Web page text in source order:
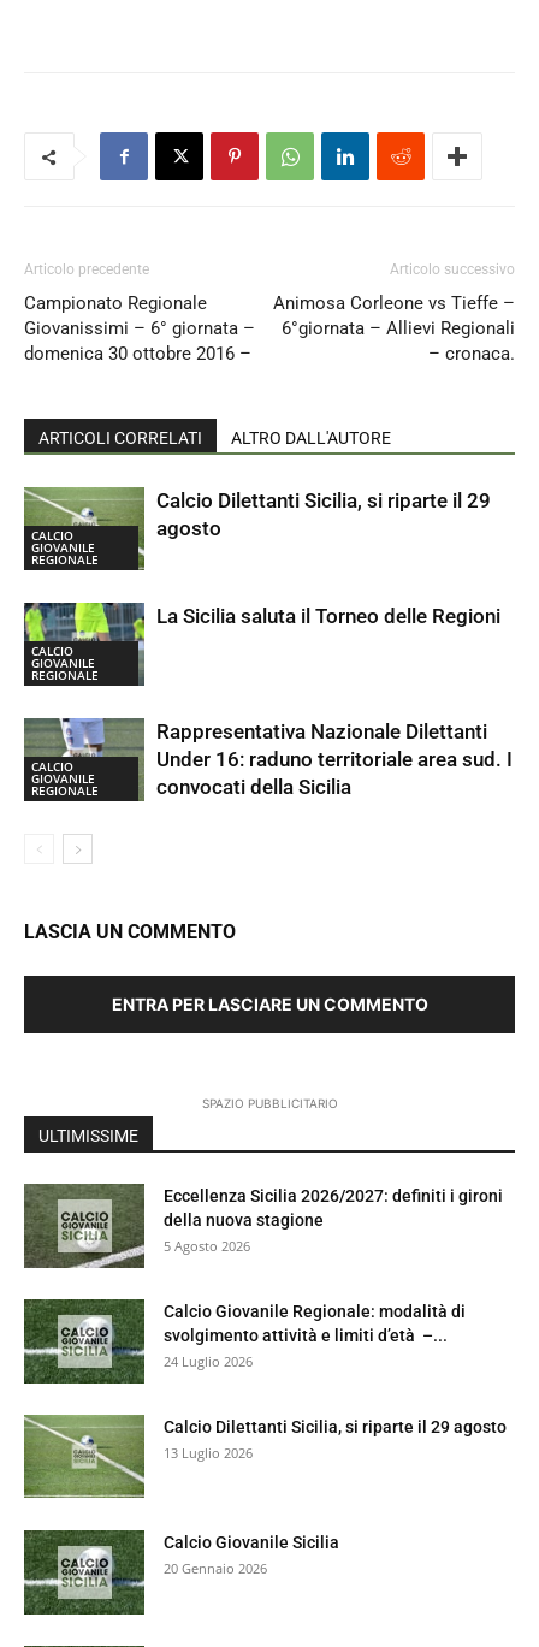
Articolo precedente
Campionato Regionale
Giovanissimi – 6° giornata –
domenica 30 ottobre 2016 –
Articolo successivo
Animosa Corleone vs Tieffe –
6°giornata – Allievi Regionali
– cronaca.
ARTICOLI CORRELATI ALTRO DALL'AUTORE
CALCIO
GIOVANILE
REGIONALE
Calcio Dilettanti Sicilia, si riparte il 29
agosto
CALCIO
GIOVANILE
REGIONALE
La Sicilia saluta il Torneo delle Regioni
CALCIO
GIOVANILE
REGIONALE
Rappresentativa Nazionale Dilettanti
Under 16: raduno territoriale area sud. I
convocati della Sicilia
LASCIA UN COMMENTO
ENTRA PER LASCIARE UN COMMENTO
SPAZIO PUBBLICITARIO
ULTIMISSIME
Eccellenza Sicilia 2026/2027: definiti i gironi
della nuova stagione
5 Agosto 2026
Calcio Giovanile Regionale: modalità di
svolgimento attività e limiti d’età –...
24 Luglio 2026
Calcio Dilettanti Sicilia, si riparte il 29 agosto
13 Luglio 2026
Calcio Giovanile Sicilia
20 Gennaio 2026